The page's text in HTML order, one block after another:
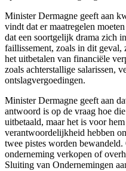
Minister Dermagne geeft aan
vindt dat er maatregelen
dat een soortgelijk drama zich
faillissement, zoals in dit
het uitbetalen van financiële
zoals achterstallige salarissen,
ontslagvergoedingen.
Minister Dermagne geeft aan
antwoord is op de vraag hoe
uitbetaald, maar het is voor
verantwoordelijkheid hebben
twee pistes worden
onderneming verkopen of
Sluiting van Ondernemingen